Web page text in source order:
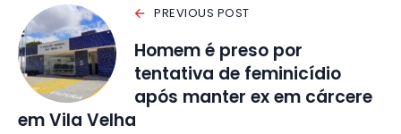
PREVIOUS POST
Homem é preso por
tentativa de feminicídio
após manter ex em cárcere
em Vila Velha